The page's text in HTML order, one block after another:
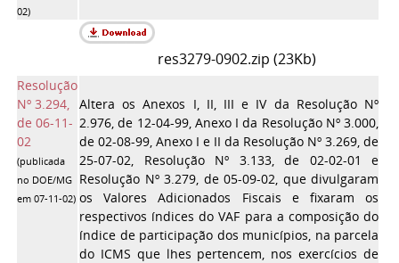
02)
res3279-0902.zip (23Kb)
Resolução
Nº 3.294,
de 06-11-
02
(publicada
no DOE/MG
em 07-11-02)
Altera os Anexos I, II, III e IV da Resolução Nº
2.976, de 12-04-99, Anexo I da Resolução Nº 3.000,
de 02-08-99, Anexo I e II da Resolução Nº 3.269, de
25-07-02, Resolução Nº 3.133, de 02-02-01 e
Resolução Nº 3.279, de 05-09-02, que divulgaram
os Valores Adicionados Fiscais e fixaram os
respectivos índices do VAF para a composição do
índice de participação dos municípios, na parcela
do ICMS que lhes pertencem, nos exercícios de